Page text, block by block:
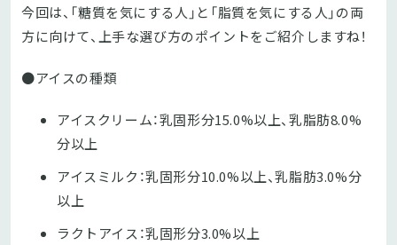
今回は、「糖質を気にする人」と「脂質を気にする人」の両
方に向けて、上手な選び方のポイントをご紹介しますね！
●アイスの種類
アイスクリーム：乳固形分15.0%以上、乳脂肪8.0%
分以上
アイスミルク：乳固形分10.0%以上、乳脂肪3.0%分
以上
ラクトアイス：乳固形分3.0%以上